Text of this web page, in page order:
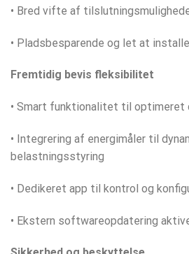
• Bred vifte af
• Pladsbesparende og let at
Fremtidig bevis fleksibilitet
• Smart funktionalitet til optimeret
• Integrering af energimåler til
belastningsstyring
• Dedikeret app til kontrol og
• Ekstern softwareopdatering